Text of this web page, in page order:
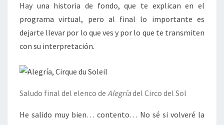
Hay una historia de fondo, que te explican en el
programa virtual, pero al final lo importante es
dejarte llevar por lo que ves y por lo que te transmiten
con su interpretación.
Saludo final del elenco de Alegríadel Circo del Sol
He salido muy bien… contento… No sé si volveré la